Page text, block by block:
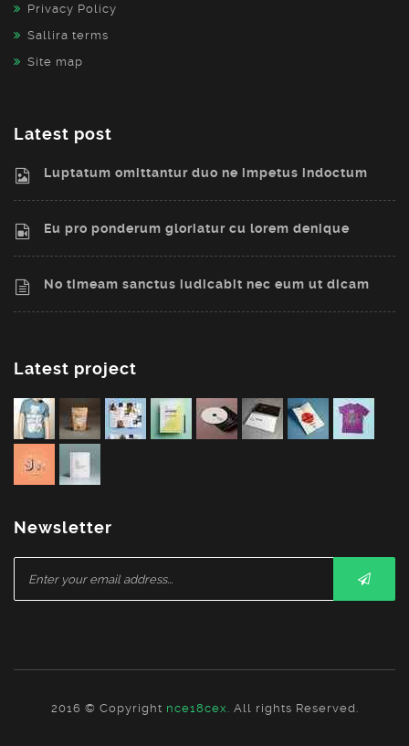
Privacy Policy
Sallira terms
Site map
Latest post
Luptatum omittantur duo ne impetus indoctum
Eu pro ponderum gloriatur cu lorem denique
No timeam sanctus iudicabit nec eum ut dicam
Latest project
Newsletter
2016 © Copyright nce18cex. All rights Reserved.